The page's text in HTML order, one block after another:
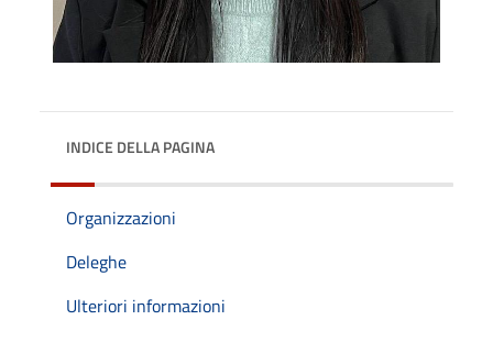
INDICE DELLA PAGINA
Organizzazioni
Deleghe
Ulteriori informazioni